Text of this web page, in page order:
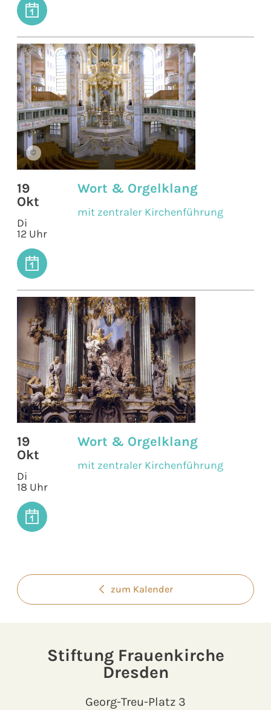
©
19
Okt
Di
12 Uhr
Wort & Orgelklang
mit zentraler Kirchenführung
19
Okt
Di
18 Uhr
Wort & Orgelklang
mit zentraler Kirchenführung
zum Kalender
Stiftung Frauenkirche
Dresden
Georg-Treu-Platz 3